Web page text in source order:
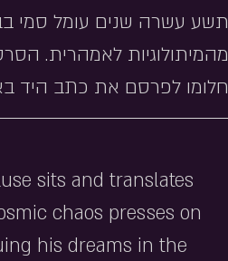
תשע עשרה שנים עומל סמי
מהמיתולוגיות לאמהרית.
חלומו לפרסם את כתב היד
sits and translates
chaos presses on
his dreams in the